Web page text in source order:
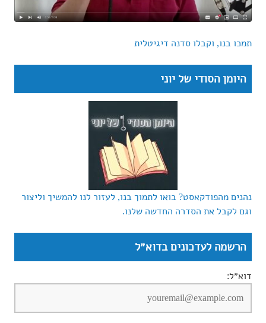
תמכו בנו, וקבלו סדנה דיגיטלית
היומן הסודי של יוני
נהנים מהפודקאסט? בואו לתמוך בנו, לעזור לנו להמשיך וליצור
וגם לקבל את הסדרה החדשה שלנו.
הרשמה לעדכונים בדוא״ל
דוא״ל: